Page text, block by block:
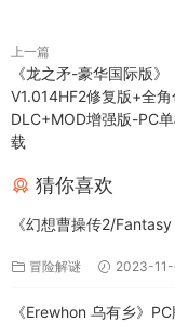
上一篇
《龙之矛-豪华国际版》
V1.014HF2修复版+全角
DLC+MOD增强版-PC
载
猜你喜欢
《幻想曹操传2/
冒险解谜 2023-
《Erewhon 乌有乡》